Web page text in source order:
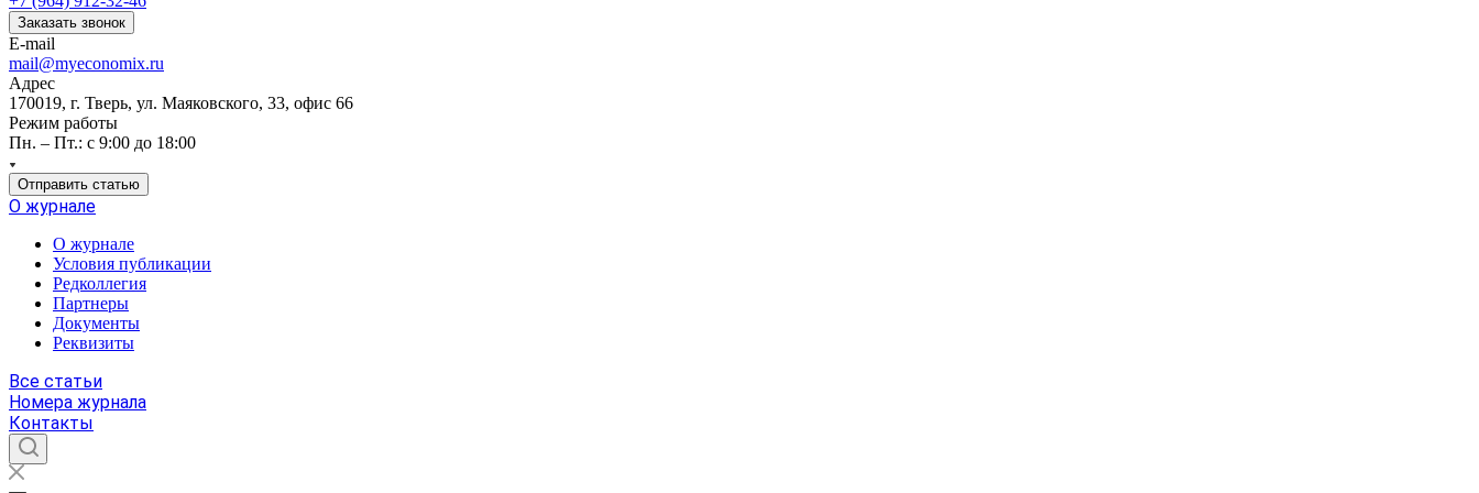
Заказать звонок
E-mail
mail@myeconomix.ru
Адрес
170019, г. Тверь, ул. Маяковского, 33, офис 66
Режим работы
Пн. – Пт.: с 9:00 до 18:00
Отправить статью
О журнале
О журнале
Условия публикации
Редколлегия
Партнеры
Документы
Реквизиты
Все статьи
Номера журнала
Контакты